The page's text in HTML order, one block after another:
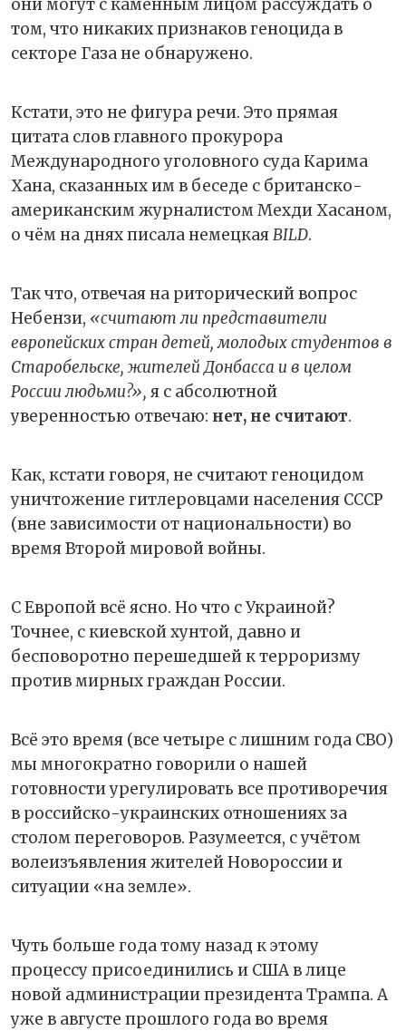
они могут с каменным лицом рассуждать о
том, что никаких признаков геноцида в
секторе Газа не обнаружено.
Кстати, это не фигура речи. Это прямая
цитата слов главного прокурора
Международного уголовного суда Карима
Хана, сказанных им в беседе с британско-
американским журналистом Мехди Хасаном,
о чём на днях писала немецкаяBILD.
Так что, отвечая на риторический вопрос
Небензи, «считают ли представители
европейских стран детей, молодых студентов в
Старобельске, жителей Донбасса и в целом
России людьми?», я с абсолютной
уверенностью отвечаю: нет, не считают.
Как, кстати говоря, не считают геноцидом
уничтожение гитлеровцами населения СССР
(вне зависимости от национальности) во
время Второй мировой войны.
С Европой всё ясно. Но что с Украиной?
Точнее, с киевской хунтой, давно и
бесповоротно перешедшей к терроризму
против мирных граждан России.
Всё это время (все четыре с лишним года СВО)
мы многократно говорили о нашей
готовности урегулировать все противоречия
в российско-украинских отношениях за
столом переговоров. Разумеется, с учётом
волеизъявления жителей Новороссии и
ситуации «на земле».
Чуть больше года тому назад к этому
процессу присоединились и США в лице
новой администрации президента Трампа. А
уже в августе прошлого года во время